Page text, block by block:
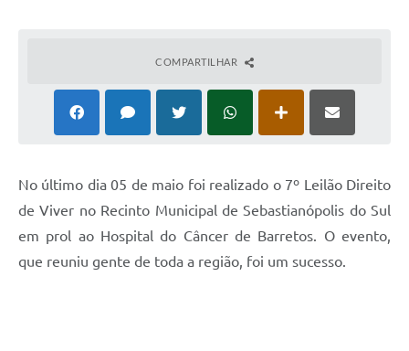
COMPARTILHAR
No último dia 05 de maio foi realizado o 7º Leilão Direito
de Viver no Recinto Municipal de Sebastianópolis do Sul
em prol ao Hospital do Câncer de Barretos. O evento,
que reuniu gente de toda a região, foi um sucesso.